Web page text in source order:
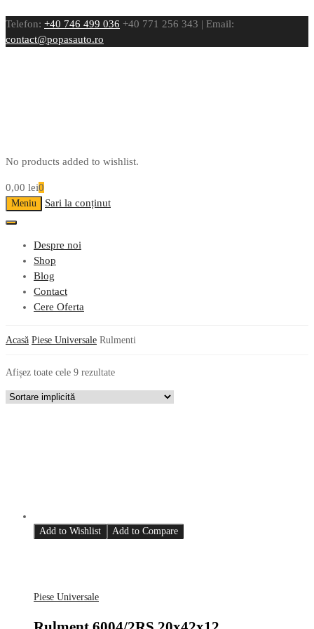
Telefon: +40 746 499 036 +40 771 256 343 | Email:
contact@popasauto.ro
No products added to wishlist.
0,00 lei0
Meniu Sari la conținut
Despre noi
Shop
Blog
Contact
Cere Oferta
Acasă Piese Universale Rulmenti
Afișez toate cele 9 rezultate
Add to Wishlist Add to Compare
Piese Universale